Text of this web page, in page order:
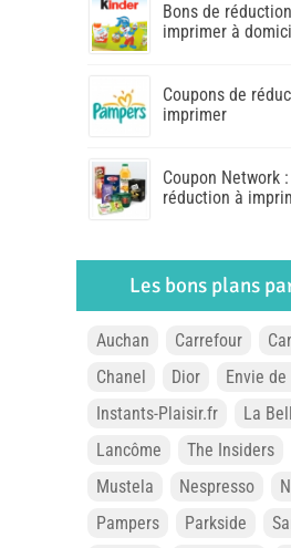
Bons de
imprimer à
Coupons de
imprimer
Coupon Network
réduction à
Les bons plans
Auchan Carrefour
Chanel
Dior
Envie
Instants-Plaisir.fr
La
Lancôme
The Insiders
Mustela
Nespresso
Pampers
Parkside